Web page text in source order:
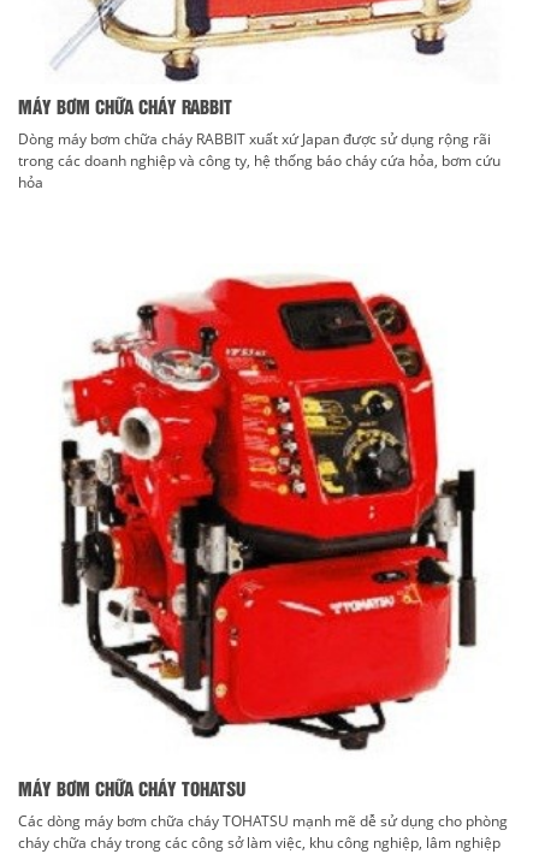
MÁY BƠM CHỮA CHÁY RABBIT
Dòng máy bơm chữa cháy RABBIT xuất xứ Japan được sử dụng rộng rãi
trong các doanh nghiệp và công ty, hệ thống báo cháy cứa hỏa, bơm cứu
hỏa
MÁY BƠM CHỮA CHÁY TOHATSU
Các dòng máy bơm chữa cháy TOHATSU mạnh mẽ dễ sử dụng cho phòng
cháy chữa cháy trong các công sở làm việc, khu công nghiệp, lâm nghiệp